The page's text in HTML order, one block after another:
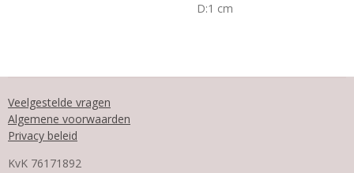
D:1 cm
Veelgestelde vragen
Algemene voorwaarden
Privacy beleid
KvK 76171892